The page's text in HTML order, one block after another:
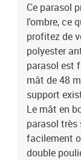
Ce parasol
l'ombre, ce
profitez de
polyester
parasol est
mât de 48
support
Le mât en
parasol très
facilement
double